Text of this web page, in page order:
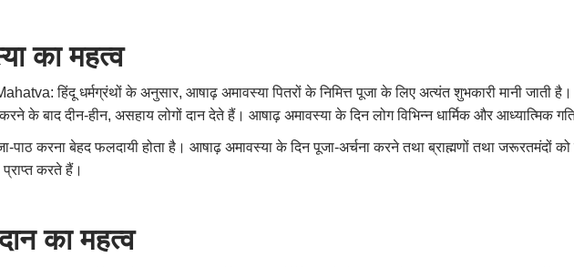
का महत्व
हिंदू धर्मग्रंथों के अनुसार, आषाढ़ अमावस्या पितरों के निमित्त पूजा के लिए अत्यंत शुभकारी मानी जाती
के बाद दीन-हीन, असहाय लोगों दान देते हैं। आषाढ़ अमावस्या के दिन लोग विभिन्न धार्मिक और आध्यात्मिक
पाठ करना बेहद फलदायी होता है। आषाढ़ अमावस्या के दिन पूजा-अर्चना करने तथा ब्राह्मणों तथा जरूरतमंदों
करते हैं।
का महत्व